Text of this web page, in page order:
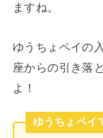
ますね。
ゆうちょペイの
座からの引き落
よ！
ゆうちょペイ